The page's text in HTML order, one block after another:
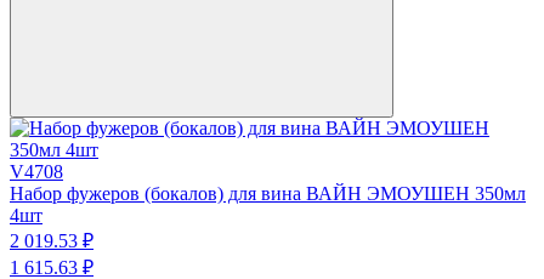
V4708
Набор фужеров (бокалов) для вина ВАЙН ЭМОУШЕН 350мл
4шт
2 019.53 ₽
1 615.63 ₽